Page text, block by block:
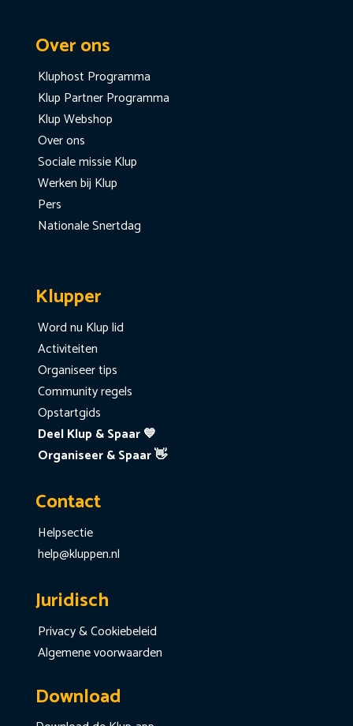
Over ons
Kluphost Programma
Klup Partner Programma
Klup Webshop
Over ons
Sociale missie Klup
Werken bij Klup
Pers
Nationale Snertdag
Klupper
Word nu Klup lid
Activiteiten
Organiseer tips
Community regels
Opstartgids
Deel Klup & Spaar 💙
Organiseer & Spaar 👋
Contact
Helpsectie
help@kluppen.nl
Juridisch
Privacy & Cookiebeleid
Algemene voorwaarden
Download